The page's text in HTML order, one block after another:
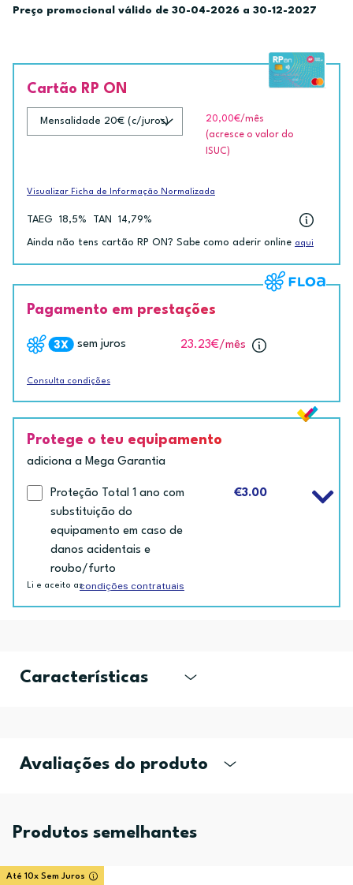
Preço promocional válido de 30-04-2026 a 30-12-2027
Cartão RP ON
20,00€/mês
(acresce o valor do
ISUC)
Visualizar Ficha de Informação Normalizada
TAEG 18,5% TAN 14,79%
Ainda não tens cartão RP ON? Sabe como aderir online aqui
Pagamento em prestações
sem juros 23.23€/mês
Consulta condições
Protege o teu equipamento
adiciona a Mega Garantia
Proteção Total 1 ano com
substituição do
equipamento em caso de
danos acidentais e
roubo/furto
€3.00
Li e aceito ascondições contratuais
Características
Avaliações do produto
Produtos semelhantes
Até 10x Sem Juros